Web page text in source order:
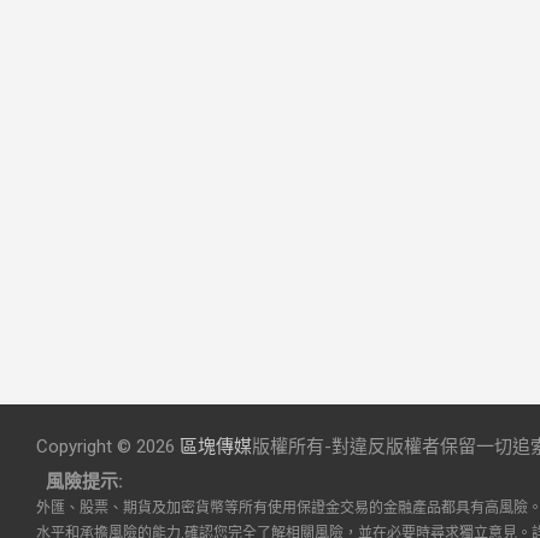
Copyright © 2026 區塊傳媒版權所有-對違反版權者保留一切追
風險提示:
外匯、股票、期貨及加密貨幣等所有使用保證金交易的金融產品都具有高風
水平和承擔風險的能力,確認您完全了解相關風險，並在必要時尋求獨立意見